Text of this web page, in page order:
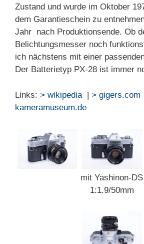
Zustand und wurde im Oktober
dem Garantieschein zu
Jahr nach Produktionsende. Ob
Belichtungsmesser noch
ich nächstens mit einer
Der Batterietyp PX-28 ist immer
Links: > wikipedia | > gigers.com
kameramuseum.de
mit Yashinon-DS
1:1.9/50mm